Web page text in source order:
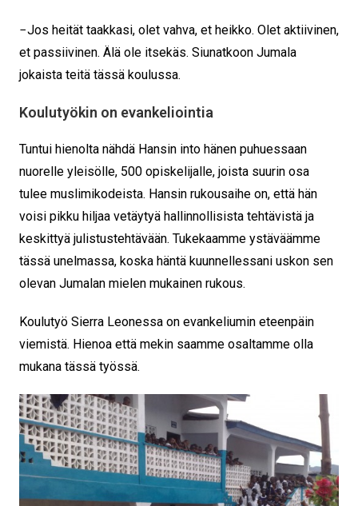
− Jos heität taakkasi, olet vahva, et heikko. Olet aktiivinen,
et passiivinen. Älä ole itsekäs. Siunatkoon Jumala
jokaista teitä tässä koulussa.
Koulutyökin on evankeliointia
Tuntui hienolta nähdä Hansin into hänen puhuessaan
nuorelle yleisölle, 500 opiskelijalle, joista suurin osa
tulee muslimikodeista. Hansin rukousaihe on, että hän
voisi pikku hiljaa vetäytyä hallinnollisista tehtävistä ja
keskittyä julistustehtävään. Tukekaamme ystäväämme
tässä unelmassa, koska häntä kuunnellessani uskon sen
olevan Jumalan mielen mukainen rukous.
Koulutyö Sierra Leonessa on evankeliumin eteenpäin
viemistä. Hienoa että mekin saamme osaltamme olla
mukana tässä työssä.